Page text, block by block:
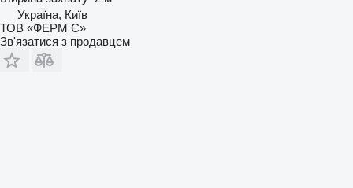
Україна, Київ
ТОВ «ФЕРМ Є»
Зв'язатися з продавцем